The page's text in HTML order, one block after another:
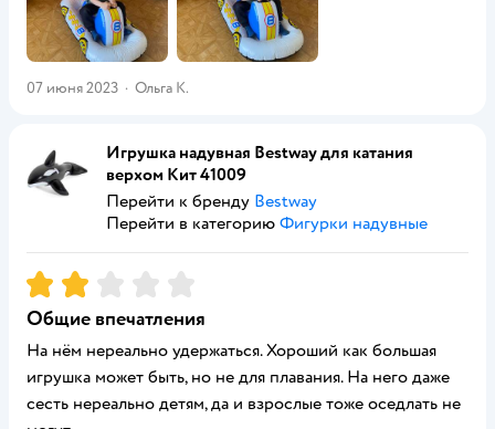
07 июня 2023 · Ольга К.
Игрушка надувная Bestway для катания
верхом Кит 41009
Перейти к бренду Bestway
Перейти в категорию Фигурки надувные
Рейтинг:2
Общие впечатления
На нём нереально удержаться. Хороший как большая
игрушка может быть, но не для плавания. На него даже
сесть нереально детям, да и взрослые тоже оседлать не